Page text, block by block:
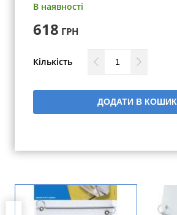
В наявності
618 ГРН
Кількість
ДОДАТИ В КОШИК